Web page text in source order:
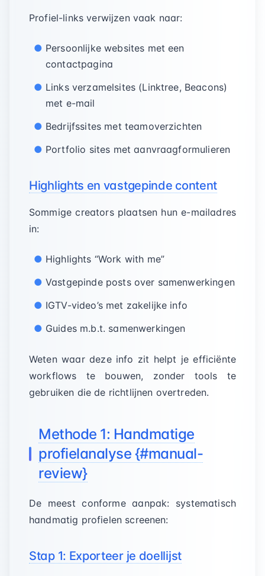
Profiel-links verwijzen vaak naar:
Persoonlijke websites met een
contactpagina
Links verzamelsites (Linktree, Beacons)
met e-mail
Bedrijfssites met teamoverzichten
Portfolio sites met aanvraagformulieren
Highlights en vastgepinde content
Sommige creators plaatsen hun e-mailadres
in:
Highlights “Work with me”
Vastgepinde posts over samenwerkingen
IGTV-video’s met zakelijke info
Guides m.b.t. samenwerkingen
Weten waar deze info zit helpt je efficiënte
workflows te bouwen, zonder tools te
gebruiken die de richtlijnen overtreden.
Methode 1: Handmatige
profielanalyse {#manual-
review}
De meest conforme aanpak: systematisch
handmatig profielen screenen:
Stap 1: Exporteer je doellijst